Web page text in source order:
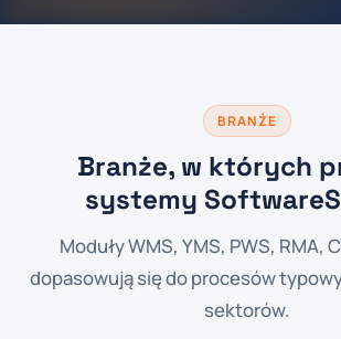
BRANŻE
Branże, w których
systemy
Moduły WMS, YMS, PWS, RMA,
dopasowują się do procesów
sektorów.